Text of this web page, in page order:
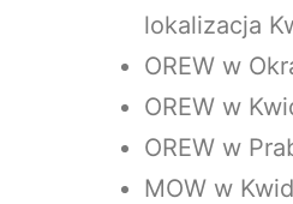
lokalizacja
OREW w
OREW w
OREW w
MOW w